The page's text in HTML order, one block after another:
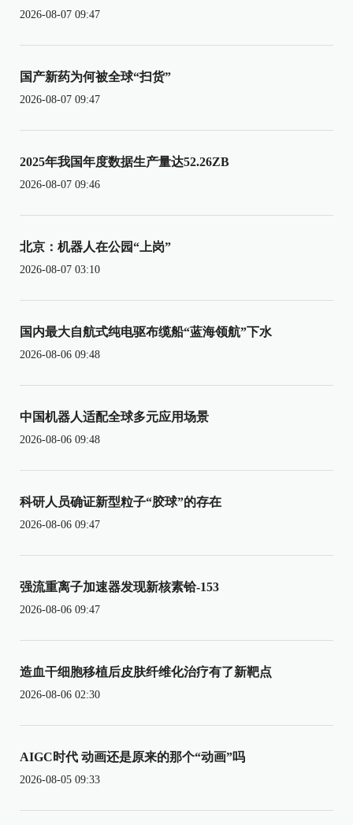
2026-08-07 09:47
国产新药为何被全球“扫货”
2026-08-07 09:47
2025年我国年度数据生产量达52.26ZB
2026-08-07 09:46
北京：机器人在公园“上岗”
2026-08-07 03:10
国内最大自航式纯电驱布缆船“蓝海领航”下水
2026-08-06 09:48
中国机器人适配全球多元应用场景
2026-08-06 09:48
科研人员确证新型粒子“胶球”的存在
2026-08-06 09:47
强流重离子加速器发现新核素铪-153
2026-08-06 09:47
造血干细胞移植后皮肤纤维化治疗有了新靶点
2026-08-06 02:30
AIGC时代 动画还是原来的那个“动画”吗
2026-08-05 09:33